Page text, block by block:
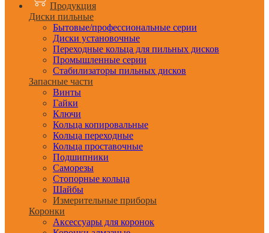
Продукция
Диски пильные
Бытовые/профессиональные серии
Диски установочные
Переходные кольца для пильных дисков
Промышленные серии
Стабилизаторы пильных дисков
Запасные части
Винты
Гайки
Ключи
Кольца копировальные
Кольца переходные
Кольца проставочные
Подшипники
Саморезы
Стопорные кольца
Шайбы
Измерительные приборы
Коронки
Аксессуары для коронок